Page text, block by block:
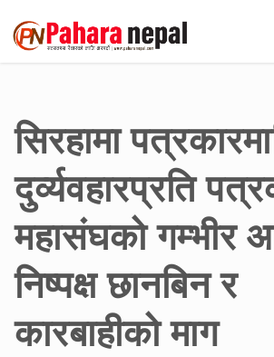
सिरहामा
दुर्व्यवहारप्रति
महासंघको गम्भीर
निष्पक्ष छानबिन र
कारबाहीको माग